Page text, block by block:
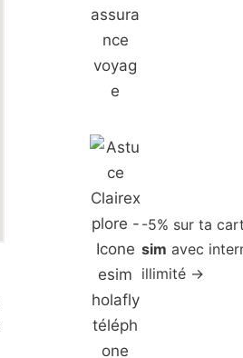
-5% sur ta
sim avec
illimité →